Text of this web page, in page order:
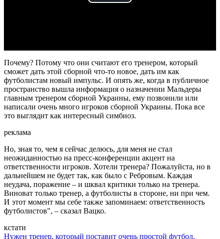
Почему? Потому что они считают его тренером, который
сможет дать этой сборной что-то новое, дать им как
футболистам новый импульс. И опять же, когда в публичное
пространство вышла информация о назначении Мальдеры
главным тренером сборной Украины, ему позвонили или
написали очень много игроков сборной Украины. Пока все
это выглядит как интересный симбиоз.
реклама
Но, зная то, чем я сейчас делюсь, для меня не стал
неожиданностью на пресс-конференции акцент на
ответственности игроков. Хотели тренера? Пожалуйста, но в
дальнейшем не будет так, как было с Ребровым. Каждая
неудача, поражение – и шквал критики только на тренера.
Виноват только тренер, а футболисты в стороне, ни при чем.
И этот момент мы себе также запоминаем: ответственность
футболистов", – сказал Вацко.
кстати
Нужен тренер, который поставит очень простой футбол,